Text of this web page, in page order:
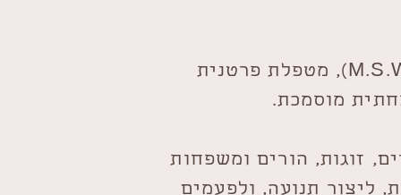
​​אני נורן, עובדת סוציאלית (M.S.W), מטפלת פרטנית
מוסמכת.
זוגות, הורים ומשפחות
ליצור תנועה, ולפעמים